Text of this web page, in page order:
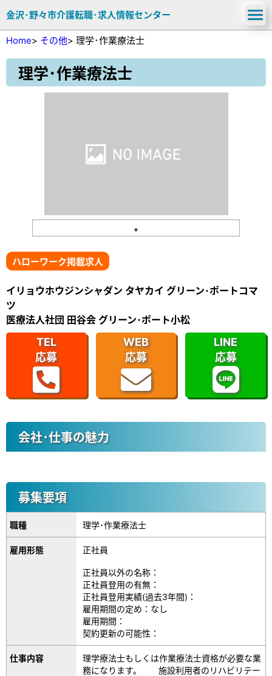
金沢･野々市介護転職･求人情報センター
Home> その他> 理学･作業療法士
理学･作業療法士
ハローワーク掲載求人
イリョウホウジンシャダン タヤカイ グリーン･ポートコマ
ツ
医療法人社団 田谷会 グリーン･ポート小松
TEL
応募
WEB
応募
LINE
応募
会社･仕事の魅力
募集要項
職種 理学･作業療法士
雇用形態 正社員
正社員以外の名称：
正社員登用の有無：
正社員登用実績(過去3年間)：
雇用期間の定め：なし
雇用期間：
契約更新の可能性：
仕事内容
理学療法士もしくは作業療法士資格が必要な業
務になります。 施設利用者のリハビリテー